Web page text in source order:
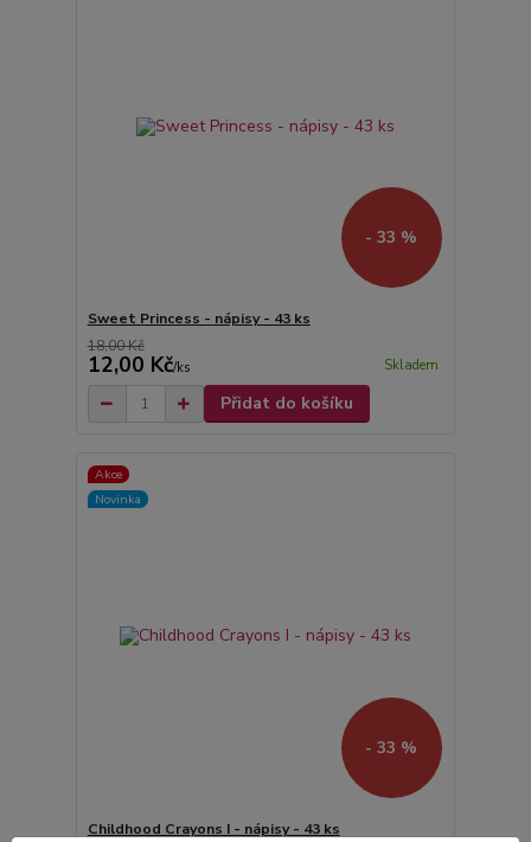
- 33 %
Sweet Princess - nápisy - 43 ks
18,00 Kč
12,00 Kč/ks Skladem
Přidat do košíku
Akce
Novinka
- 33 %
Childhood Crayons I - nápisy - 43 ks